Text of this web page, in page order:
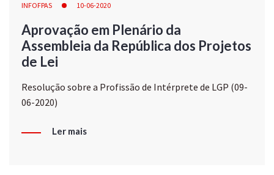
INFOFPAS 10-06-2020
Aprovação em Plenário da
Assembleia da República dos Projetos
de Lei
Resolução sobre a Profissão de Intérprete de LGP (09-
06-2020)
Ler mais